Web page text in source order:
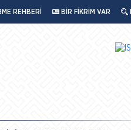
REHBERİ BİR FİKRİM VAR